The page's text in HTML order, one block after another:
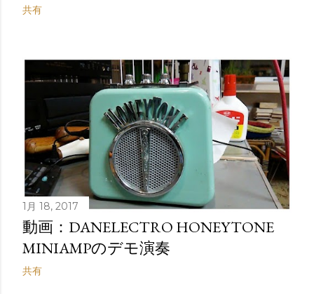
共有
1月 18, 2017
動画：DANELECTRO HONEYTONE
MINIAMPのデモ演奏
共有